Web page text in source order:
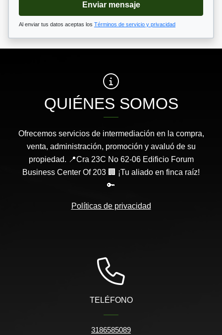
Enviar mensaje
Al enviar tus datos aceptas los Términos de servicio y privacidad
QUIÉNES SOMOS
Ofrecemos servicios de intermediación en la compra,
venta, administración, promoción y avaluó de su
propiedad. 📍Cra 23C No 62-06 Edificio Forum
Business Center Of 203 🏢 ¡Tu aliado en finca raíz!
🔑
Políticas de privacidad
TELÉFONO
3186585089